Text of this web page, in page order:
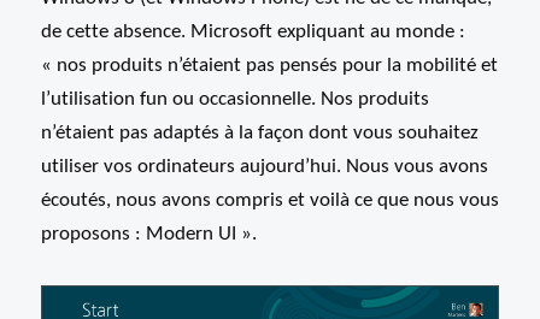
de cette absence. Microsoft expliquant au monde :
« nos produits n’étaient pas pensés pour la mobilité et
l’utilisation fun ou occasionnelle. Nos produits
n’étaient pas adaptés à la façon dont vous souhaitez
utiliser vos ordinateurs aujourd’hui. Nous vous avons
écoutés, nous avons compris et voilà ce que nous vous
proposons : Modern UI ».